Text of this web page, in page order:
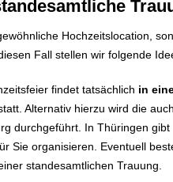
Hochzeitslocation,
Fall stellen wir folgende
findet tatsächlich in
Alternativ hierzu wird die
durchgeführt. In Thüringen
Sie organisieren. Eventuell
standesamtlichen Trauung.